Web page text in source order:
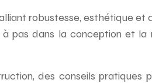
robustesse, esthétique
pas dans la conception et
des conseils pratiques